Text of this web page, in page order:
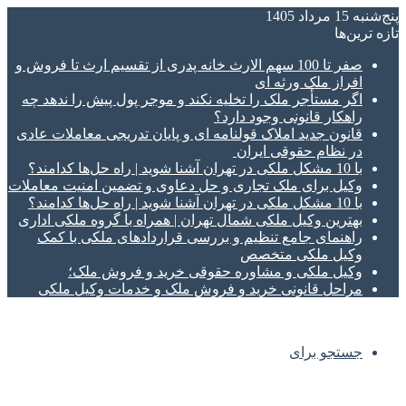
پنج‌شنبه 15 مرداد 1405
تازه‌ ترین‌ها
صفر تا 100 سهم الارث خانه پدری از تقسیم ارث تا فروش و
افراز ملک ورثه ای
اگر مستأجر ملک را تخلیه نکند و موجر پول پیش را ندهد چه
راهکار قانونی وجود دارد؟
قانون جدید املاک قولنامه ای و پایان تدریجی معاملات عادی
در نظام حقوقی ایران
با 10 مشکل ملکی در تهران آشنا شوید | راه حل‌ها کدامند؟
وکیل برای ملک تجاری و حل دعاوی و تضمین امنیت معاملات
با 10 مشکل ملکی در تهران آشنا شوید | راه حل‌ها کدامند؟
بهترین وکیل ملکی شمال تهران | همراه با گروه ملکی اداری
راهنمای جامع تنظیم و بررسی قراردادهای ملکی با کمک
وکیل ملکی متخصص
وکیل ملکی و مشاوره حقوقی خرید و فروش ملک؛
مراحل قانونی خرید و فروش ملک و خدمات وکیل ملکی
جستجو برای